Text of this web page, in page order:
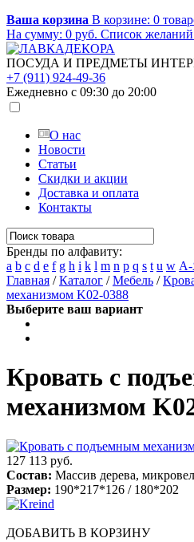
Ваша корзина В корзине: 0
На сумму: 0 руб. Список
ПОСУДА И ПРЕДМЕТЫ
+7 (911) 924-49-36
Ежедневно с 09:30 до 20:00
О нас
Новости
Статьи
Скидки и акции
Доставка и оплата
Контакты
Бренды по алфавиту:
a b c d e f g h i k l m n p q s t u w
Главная /Каталог /Мебель /
механизмом K02-0388
Выберите ваш вариант
Кровать с
механизмом
127 113 руб.
Состав: Массив дерева,
Размер: 190*217*126 / 180*202
ДОБАВИТЬ В КОРЗИНУ